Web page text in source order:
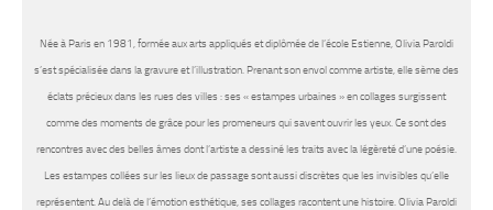
Née à Paris en 1981, formée aux arts appliqués et diplômée de l’école Estienne, Olivia Paroldi
s’est spécialisée dans la gravure et l’illustration. Prenant son envol comme artiste, elle sème des
éclats précieux dans les rues des villes : ses « estampes urbaines » en collages surgissent
comme des moments de grâce pour les promeneurs qui savent ouvrir les yeux. Ce sont des
rencontres avec des belles âmes dont l’artiste a dessiné les traits avec la légèreté d’une poésie.
Les estampes collées sur les lieux de passage sont aussi discrètes que les invisibles qu’elle
représentent. Au delà de l’émotion esthétique, ses collages racontent une histoire. Olivia Paroldi